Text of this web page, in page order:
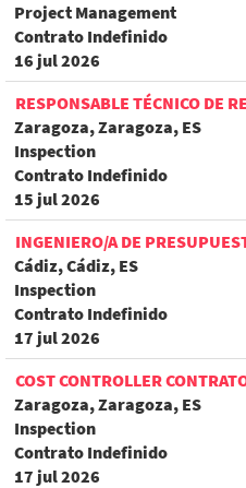
Project Management
Contrato Indefinido
16 jul 2026
RESPONSABLE TÉCNICO DE
Zaragoza, Zaragoza, ES
Inspection
Contrato Indefinido
15 jul 2026
INGENIERO/A DE
Cádiz, Cádiz, ES
Inspection
Contrato Indefinido
17 jul 2026
COST CONTROLLER
Zaragoza, Zaragoza, ES
Inspection
Contrato Indefinido
17 jul 2026